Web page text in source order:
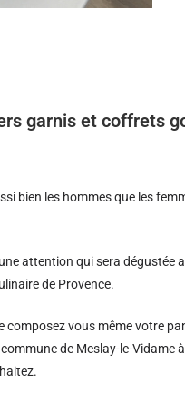
garnis et coffrets
bien les hommes que les
ne attention qui sera dégustée
de Provence.
composez vous même votre
de Meslay-le-Vidame